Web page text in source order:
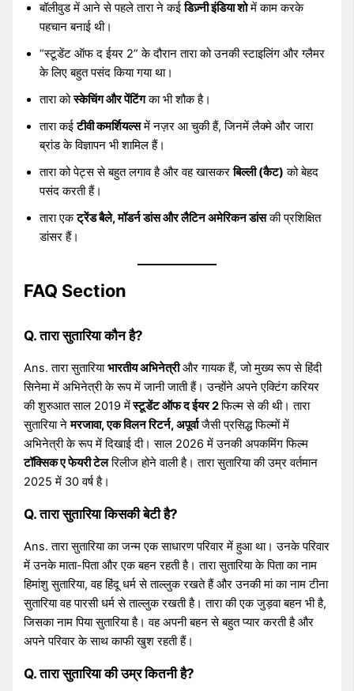
बॉलीवुड में आने से पहले तारा ने कईडिज़्नी इंडिया शोमें काम करके
पहचान बनाई थी।
“स्टूडेंट ऑफ द ईयर 2” के दौरान तारा को उनकी स्टाइलिंग और ग्लैमर
के लिए बहुत पसंद किया गया था।
तारा कोस्केचिंग और पेंटिंगका भी शौक है।
तारा कईटीवी कमर्शियल्समें नज़र आ चुकी हैं, जिनमें लैक्मे और जारा
ब्रांड के विज्ञापन भी शामिल हैं।
तारा को पेट्स से बहुत लगाव है और वह खासकरबिल्ली (कैट) को बेहद
पसंद करती हैं।
तारा एकट्रेंड बैले, मॉडर्न डांस और लैटिन अमेरिकन डांसकी प्रशिक्षित
डांसर हैं।
FAQ Section
Q. तारा सुतारिया कौन है?
Ans. तारा सुतारियाभारतीय अभिनेत्रीऔर गायक हैं, जो मुख्य रूप से हिंदी
सिनेमा में अभिनेत्री के रूप में जानी जाती हैं। उन्होंने अपने एक्टिंग करियर
की शुरुआत साल 2019 मेंस्टूडेंट ऑफ द ईयर 2फिल्म से की थी। तारा
सुतारिया नेमरजावा, एक विलन रिटर्न, अपूर्वाजैसी प्रसिद्ध फिल्मों में
अभिनेत्री के रूप में दिखाई दी। साल 2026 में उनकी अपकमिंग फिल्म
टॉक्सिक ए फेयरी टेलरिलीज होने वाली है। तारा सुतारिया की उम्र वर्तमान
2025 में 30 वर्ष है।
Q. तारा सुतारिया किसकी बेटी है?
Ans. तारा सुतारिया का जन्म एक साधारण परिवार में हुआ था। उनके परिवार
में उनके माता-पिता और एक बहन रहती है। तारा सुतारिया के पिता का नाम
हिमांशु सुतारिया, वह हिंदू धर्म से ताल्लुक रखते हैं और उनकी मां का नाम टीना
सुतारिया वह पारसी धर्म से ताल्लुक रखती है। तारा की एक जुड़वा बहन भी है,
जिसका नाम पिया सुतारिया है। वह अपनी बहन से बहुत प्यार करती है और
अपने परिवार के साथ काफी खुश रहती हैं।
Q. तारा सुतारिया की उम्र कितनी है?